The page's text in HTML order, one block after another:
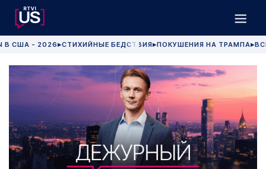
В США - 2026 ▶СТИХИЙНЫЕ БЕДСТВИЯ▶ПОКУШЕНИЯ НА ТРАМПА▶